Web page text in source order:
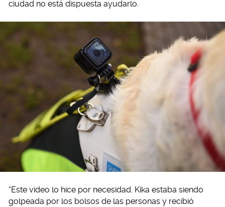
ciudad no está dispuesta ayudarlo.
“Este video lo hice por necesidad. Kika estaba siendo
golpeada por los bolsos de las personas y recibió